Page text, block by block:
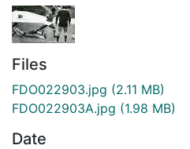
Files
FDO022903.jpg (2.11 MB)
FDO022903A.jpg (1.98 MB)
Date